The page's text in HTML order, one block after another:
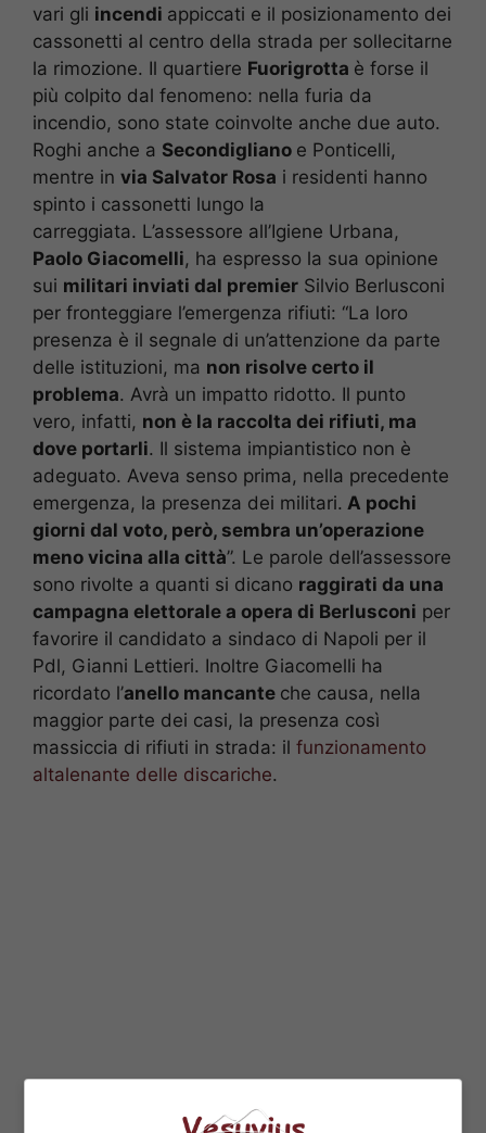
vari gli incendi appiccati e il posizionamento dei
cassonetti al centro della strada per sollecitarne
la rimozione. Il quartiere Fuorigrotta è forse il
più colpito dal fenomeno: nella furia da
incendio, sono state coinvolte anche due auto.
Roghi anche a Secondigliano e Ponticelli,
mentre in via Salvator Rosa i residenti hanno
spinto i cassonetti lungo la
carreggiata. L’assessore all’Igiene Urbana,
Paolo Giacomelli, ha espresso la sua opinione
sui militari inviati dal premier Silvio Berlusconi
per fronteggiare l’emergenza rifiuti: “La loro
presenza è il segnale di un’attenzione da parte
delle istituzioni, ma non risolve certo il
problema. Avrà un impatto ridotto. Il punto
vero, infatti, non è la raccolta dei rifiuti, ma
dove portarli. Il sistema impiantistico non è
adeguato. Aveva senso prima, nella precedente
emergenza, la presenza dei militari. A pochi
giorni dal voto, però, sembra un’operazione
meno vicina alla città”. Le parole dell’assessore
sono rivolte a quanti si dicano raggirati da una
campagna elettorale a opera di Berlusconi per
favorire il candidato a sindaco di Napoli per il
Pdl, Gianni Lettieri. Inoltre Giacomelli ha
ricordato l’anello mancante che causa, nella
maggior parte dei casi, la presenza così
massiccia di rifiuti in strada: il funzionamento
altalenante delle discariche.